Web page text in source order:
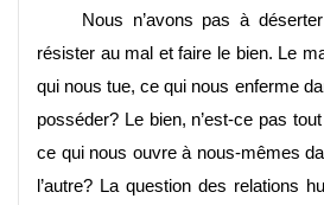
Nous n’avons pas à
résister au mal et faire le bien. Le
qui nous tue, ce qui nous enferme
posséder? Le bien, n’est-ce pas
ce qui nous ouvre à nous-mêmes
l’autre? La question des relations